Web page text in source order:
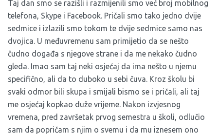
Taj dan smo se razišli i razmijenili smo već broj mobilnog
telefona, Skype i Facebook. Pričali smo tako jedno dvije
sedmice i izlazili smo tokom te dvije sedmice samo nas
dvojica. U međuvremenu sam primijetio da se nešto
čudno događa s njegove strane i da me nekako čudno
gleda. Imao sam taj neki osjećaj da ima nešto u njemu
specifično, ali da to duboko u sebi čuva. Kroz školu bi
svaki odmor bili skupa i smijali bismo se i pričali, ali taj
me osjećaj kopkao duže vrijeme. Nakon izvjesnog
vremena, pred završetak prvog semestra u školi, odlučio
sam da popričam s njim o svemu i da mu iznesem ono